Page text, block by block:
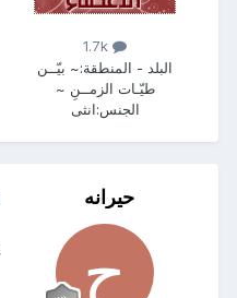
البلد - المنطقة:~ بيّــن
طيّـات الزمــنِ ~
الجنس:انثى
حيرانه